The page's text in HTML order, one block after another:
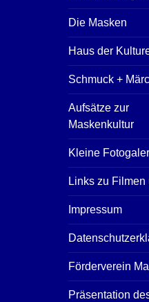
Die Masken
Haus der
Schmuck +
Aufsätze zur
Maskenkultur
Kleine
Links zu Filmen
Impressum
Förderverein
Präsentation